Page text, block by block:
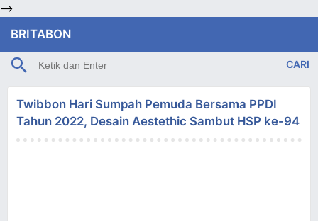
-->
BRITABON
Twibbon Hari Sumpah Pemuda Bersama PPDI
Tahun 2022, Desain Aestethic Sambut HSP ke-94